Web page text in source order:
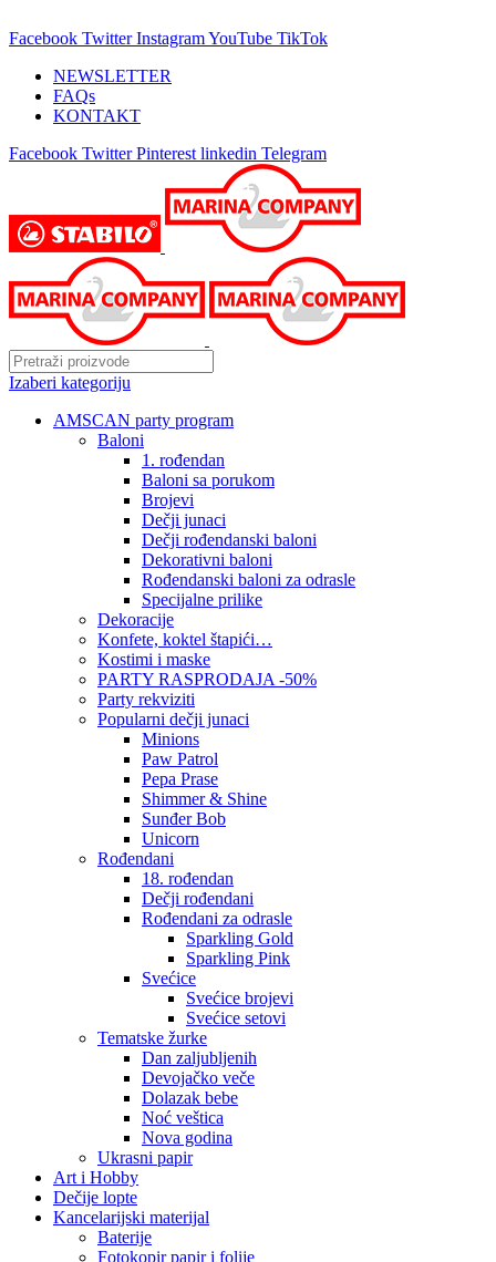
Facebook Twitter InstagramYouTube TikTok
NEWSLETTER
FAQs
KONTAKT
Facebook Twitter Pinterest linkedin Telegram
Izaberi kategoriju
AMSCAN party program
Baloni
1. rođendan
Baloni sa porukom
Brojevi
Dečji junaci
Dečji rođendanski baloni
Dekorativni baloni
Rođendanski baloni za odrasle
Specijalne prilike
Dekoracije
Konfete, koktel štapići…
Kostimi i maske
PARTY RASPRODAJA -50%
Party rekviziti
Popularni dečji junaci
Minions
Paw Patrol
Pepa Prase
Shimmer & Shine
Sunđer Bob
Unicorn
Rođendani
18. rođendan
Dečji rođendani
Rođendani za odrasle
Sparkling Gold
Sparkling Pink
Svećice
Svećice brojevi
Svećice setovi
Tematske žurke
Dan zaljubljenih
Devojačko veče
Dolazak bebe
Noć veštica
Nova godina
Ukrasni papir
Art i Hobby
Dečije lopte
Kancelarijski materijal
Baterije
Fotokopir papir i folije